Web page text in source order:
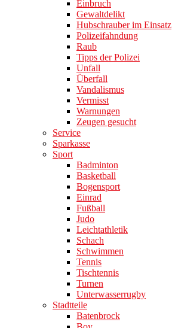
Einbruch
Gewaltdelikt
Hubschrauber im Einsatz
Polizeifahndung
Raub
Tipps der Polizei
Unfall
Überfall
Vandalismus
Vermisst
Warnungen
Zeugen gesucht
Service
Sparkasse
Sport
Badminton
Basketball
Bogensport
Einrad
Fußball
Judo
Leichtathletik
Schach
Schwimmen
Tennis
Tischtennis
Turnen
Unterwasserrugby
Stadtteile
Batenbrock